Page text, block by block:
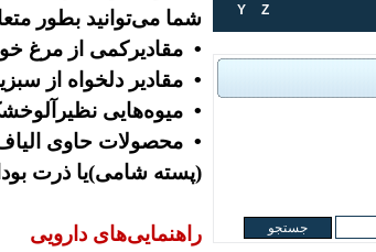
Y
Z
شما می‌توانید بطور
• مقادیرکمی از مرغ
• مقادیر دلخواه از
• میوه‌هایی
• محصولات حاوی
(پسته شامی)یا ذرت
راهنمایی‌های دارویی